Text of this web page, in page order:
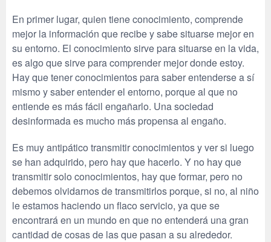
En primer lugar, quien tiene conocimiento, comprende
mejor la información que recibe y sabe situarse mejor en
su entorno. El conocimiento sirve para situarse en la vida,
es algo que sirve para comprender mejor donde estoy.
Hay que tener conocimientos para saber entenderse a sí
mismo y saber entender el entorno, porque al que no
entiende es más fácil engañarlo. Una sociedad
desinformada es mucho más propensa al engaño.
Es muy antipático transmitir conocimientos y ver si luego
se han adquirido, pero hay que hacerlo. Y no hay que
transmitir solo conocimientos, hay que formar, pero no
debemos olvidarnos de transmitirlos porque, si no, al niño
le estamos haciendo un flaco servicio, ya que se
encontrará en un mundo en que no entenderá una gran
cantidad de cosas de las que pasan a su alrededor.